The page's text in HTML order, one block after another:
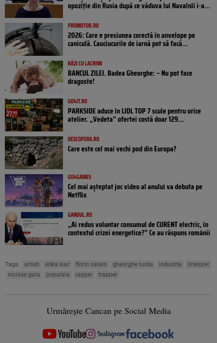
opoziţie din Rusia după ce văduva lui Navalnîi i-a...
PROMOTOR.RO
2026: Care e presiunea corectă în anvelope pe
caniculă. Cauciucurile de iarnă pot să facă...
RÂZI CU LACRIMI
BANCUL ZILEI. Badea Gheorghe: – Nu pot face
dragoste!
GO4IT.RO
PARKSIDE aduce în LIDL TOP 7 scule pentru orice
atelier. „Vedeta” ofertei costă doar 129...
DESCOPERA.RO
Care este cel mai vechi pod din Europa?
GO4GAMES
Cel mai așteptat joc video al anului va debuta pe
Netflix
GANDUL.RO
„Ai redus voluntar consumul de CURENT electric, în
contextul crizei energetice?” Ce au răspuns românii
Tags: artisti erika isac florin salam gheorghe turda industrie
interpret
nicolae guta
populara rapper trapper
Urmărește Cancan pe Social Media